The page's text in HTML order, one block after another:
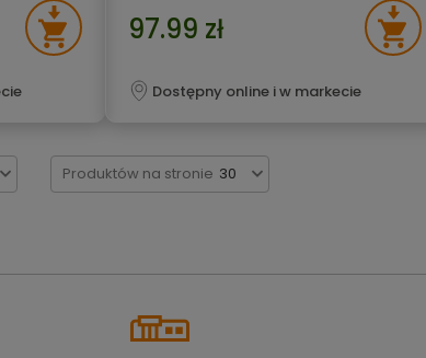
97.99 zł
Dostępny online i w markecie
Produktów na stronie 30